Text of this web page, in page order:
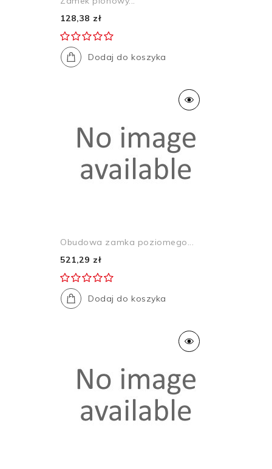
128,38 zł
Dodaj do koszyka
Obudowa zamka poziomego...
521,29 zł
Dodaj do koszyka